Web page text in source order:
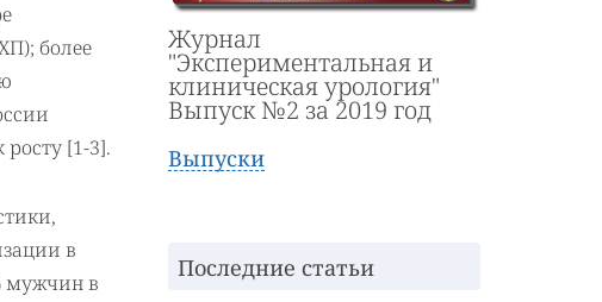
более
[1-3].
в
мужчин в
Журнал
"Экспериментальная и
клиническая урология"
Выпуск №2 за 2019 год
Выпуски
Последние статьи